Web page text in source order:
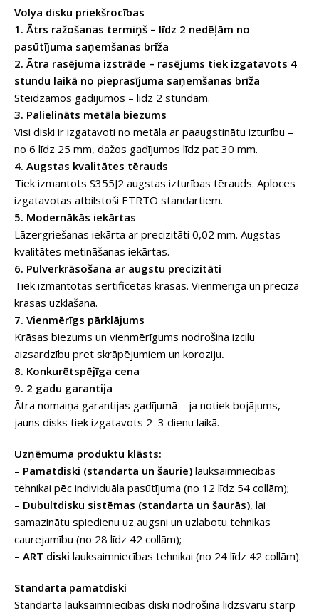
Volya disku priekšrocības
1. Ātrs ražošanas termiņš – līdz 2 nedēļām no
pasūtījuma saņemšanas brīža
2. Ātra rasējuma izstrāde – rasējums tiek izgatavots 4
stundu laikā no pieprasījuma saņemšanas brīža
Steidzamos gadījumos – līdz 2 stundām.
3. Palielināts metāla biezums
Visi diski ir izgatavoti no metāla ar paaugstinātu izturību –
no 6 līdz 25 mm, dažos gadījumos līdz pat 30 mm.
4. Augstas kvalitātes tērauds
Tiek izmantots S355J2 augstas izturības tērauds. Aploces
izgatavotas atbilstoši ETRTO standartiem.
5. Modernākās iekārtas
Lāzergriešanas iekārta ar precizitāti 0,02 mm. Augstas
kvalitātes metināšanas iekārtas.
6. Pulverkrāsošana ar augstu precizitāti
Tiek izmantotas sertificētas krāsas. Vienmērīga un precīza
krāsas uzklāšana.
7. Vienmērīgs pārklājums
Krāsas biezums un vienmērīgums nodrošina izcilu
aizsardzību pret skrāpējumiem un koroziju.
8. Konkurētspējīga cena
9. 2 gadu garantija
Ātra nomaiņa garantijas gadījumā – ja notiek bojājums,
jauns disks tiek izgatavots 2–3 dienu laikā.
Uzņēmuma produktu klāsts:
– Pamatdiski (standarta un šaurie) lauksaimniecības
tehnikai pēc individuāla pasūtījuma (no 12 līdz 54 collām);
– Dubultdisku sistēmas (standarta un šaurās), lai
samazinātu spiedienu uz augsni un uzlabotu tehnikas
caurejamību (no 28 līdz 42 collām);
– ART diski lauksaimniecības tehnikai (no 24 līdz 42 collām).
Standarta pamatdiski
Standarta lauksaimniecības diski nodrošina līdzsvaru starp